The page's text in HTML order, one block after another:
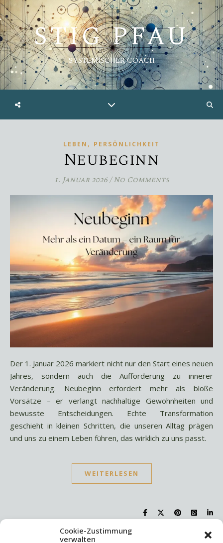
Cookie-Zustimmung
verwalten
STIG PFAU
SYSTEMISCHER COACH
LEBEN , PERSÖNLICHKEIT
Neubeginn
1. Januar 2026/ No Comments
Der 1. Januar 2026 markiert nicht nur den Start eines neuen
Jahres, sondern auch die Aufforderung zu innerer
Veränderung. Neubeginn erfordert mehr als bloße
Vorsätze – er verlangt nachhaltige Gewohnheiten und
bewusste Entscheidungen. Echte Transformation
geschieht in kleinen Schritten, die unseren Alltag prägen
und uns zu einem Leben führen, das wirklich zu uns passt.
WEITERLESEN